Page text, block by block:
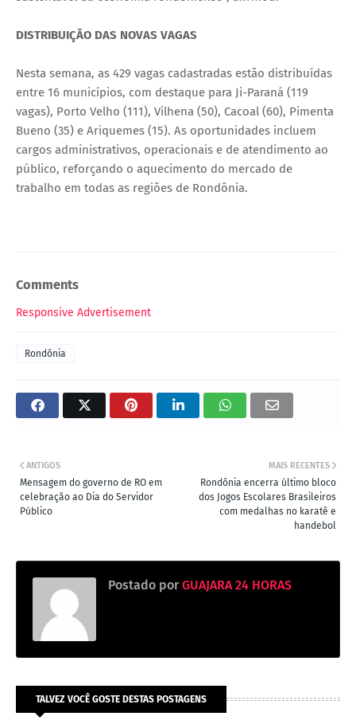
DISTRIBUIÇÃO DAS NOVAS VAGAS
Nesta semana, as 429 vagas cadastradas estão distribuídas
entre 16 municípios, com destaque para Ji-Paraná (119
vagas), Porto Velho (111), Vilhena (50), Cacoal (60), Pimenta
Bueno (35) e Ariquemes (15). As oportunidades incluem
cargos administrativos, operacionais e de atendimento ao
público, reforçando o aquecimento do mercado de
trabalho em todas as regiões de Rondônia.
Comments
Responsive Advertisement
Rondônia
MAIS RECENTES
Rondônia encerra último bloco
dos Jogos Escolares Brasileiros
com medalhas no karatê e
handebol
ANTIGOS
Mensagem do governo de RO em
celebração ao Dia do Servidor
Público
Postado por GUAJARA 24 HORAS
TALVEZ VOCÊ GOSTE DESTAS POSTAGENS